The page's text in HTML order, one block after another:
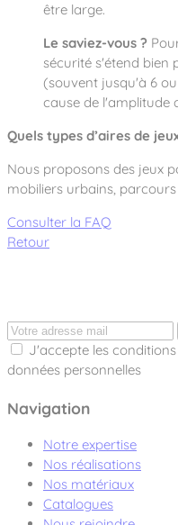
être large.
Le saviez-vous ?
sécurité s'étend bien
(souvent jusqu'à 6
cause de l'amplitude
Quels types d’aires de
Nous proposons des jeux
mobiliers urbains,
Consulter la FAQ
Retour
J'accepte les
données personnelles
Navigation
Notre expertise
Nos réalisations
Nos matériaux
Catalogues